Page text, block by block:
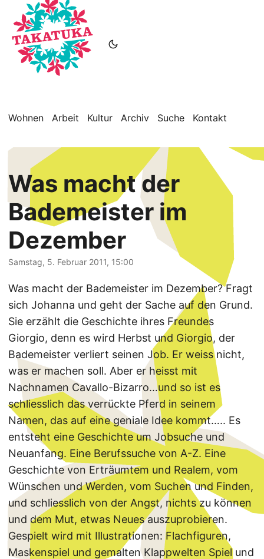
Wohnen Arbeit Kultur Archiv Suche Kontakt
Was macht der
Bademeister im
Dezember
Samstag, 5. Februar 2011, 15:00
Was macht der Bademeister im Dezember? Fragt
sich Johanna und geht der Sache auf den Grund.
Sie erzählt die Geschichte ihres Freundes
Giorgio, denn es wird Herbst und Giorgio, der
Bademeister verliert seinen Job. Er weiss nicht,
was er machen soll. Aber er heisst mit
Nachnamen Cavallo-Bizarro…und so ist es
schliesslich das verrückte Pferd in seinem
Namen, das auf eine geniale Idee kommt….. Es
entsteht eine Geschichte um Jobsuche und
Neuanfang. Eine Berufssuche von A-Z. Eine
Geschichte von Erträumtem und Realem, vom
Wünschen und Werden, vom Suchen und Finden,
und schliesslich von der Angst, nichts zu können
und dem Mut, etwas Neues auszuprobieren.
Gespielt wird mit Illustrationen: Flachfiguren,
Maskenspiel und gemalten Klappwelten Spiel und